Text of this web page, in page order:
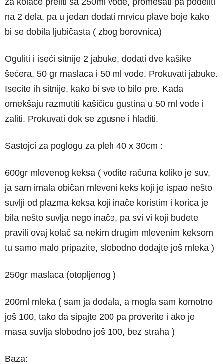
na 2 dela, pa u jedan dodati mrvicu plave boje kako
bi se dobila ljubičasta ( zbog borovnica)
Oguliti i iseći sitnije 2 jabuke, dodati dve kašike
šećera, 50 gr maslaca i 50 ml vode. Prokuvati jabuke.
Isecite ih sitnije, kako bi sve to bilo pre. Kada
omekšaju razmutiti kašičicu gustina u 50 ml vode i
zaliti. Prokuvati dok se zgusne i hladiti.
Sastojci za poglogu za pleh 40 x 30cm :
600gr mlevenog keksa ( vodite računa koliko je suv,
ja sam imala običan mleveni keks koji je ispao nešto
suvlji od plazma keksa koji inače koristim i korica je
bila nešto suvlja nego inače, pa svi vi koji budete
pravili ovaj kolač sa nekim drugim mlevenim keksom
tu samo malo pripazite, slobodno dodajte još mleka )
250gr maslaca (otopljenog )
200ml mleka ( sam ja dodala, a mogla sam komotno
još 100, tako da sipajte 200 pa proverite i ako je
masa suvlja slobodno još 100, bez straha )
Baza: